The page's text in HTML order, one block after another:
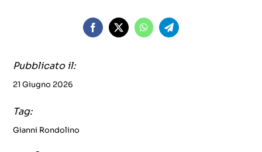
Pubblicato il:
21 Giugno 2026
Tag:
Gianni Rondolino